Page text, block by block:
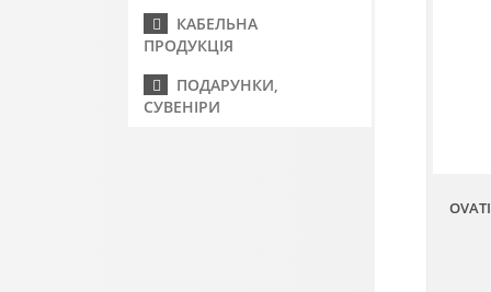
КАБЕЛЬНА
ПРОДУКЦІЯ
ПОДАРУНКИ,
СУВЕНІРИ